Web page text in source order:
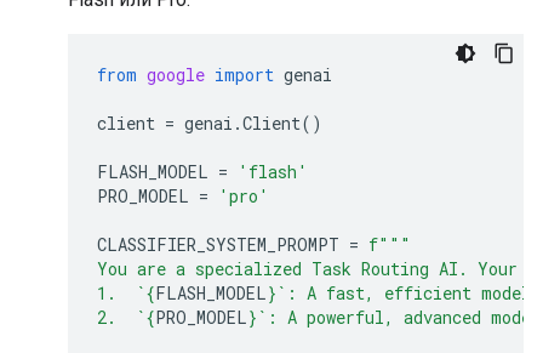
from google import genai
client = genai .Client()
FLASH_MODEL =
'flash'
PRO_MODEL = 'pro'
CLASSIFIER_SYSTEM_PROMPT = f"""
You are a specialized Task Routing AI.
1.  `{FLASH_MODEL} `: A fast, efficient model
2.  `{PRO_MODEL} `: A powerful, advanced